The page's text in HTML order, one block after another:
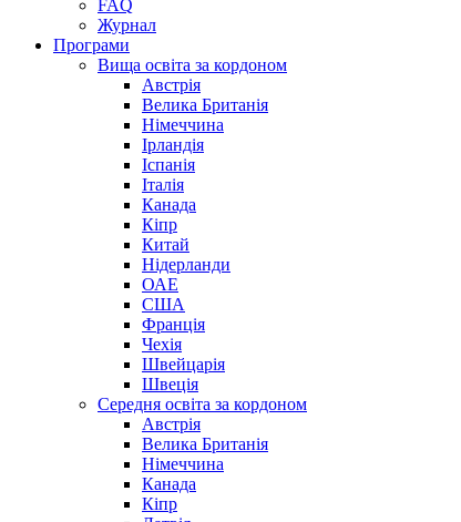
FAQ
Журнал
Програми
Вища освіта за кордоном
Австрія
Велика Британія
Німеччина
Ірландія
Іспанія
Італія
Канада
Кіпр
Китай
Нідерланди
ОАЕ
США
Франція
Чехія
Швейцарія
Швеція
Середня освіта за кордоном
Австрія
Велика Британія
Німеччина
Канада
Кіпр